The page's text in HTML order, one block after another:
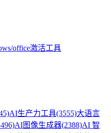
AI生产力工具(3555)大语言
AI图像生成器(2388)AI 智